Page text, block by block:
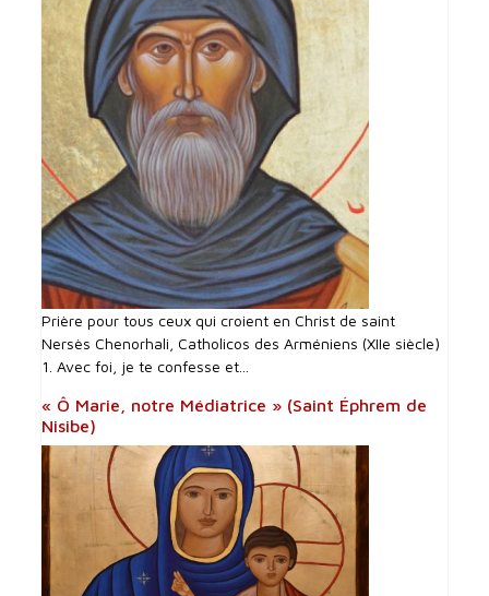
Prière pour tous ceux qui croient en Christ de saint
Nersès Chenorhali, Catholicos des Arméniens (XIIe siècle)
1. Avec foi, je te confesse et...
« Ô Marie, notre Médiatrice » (Saint Éphrem de
Nisibe)